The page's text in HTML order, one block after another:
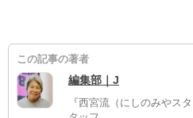
この記事の著者
編集部｜J
『西宮流（にしのみやス